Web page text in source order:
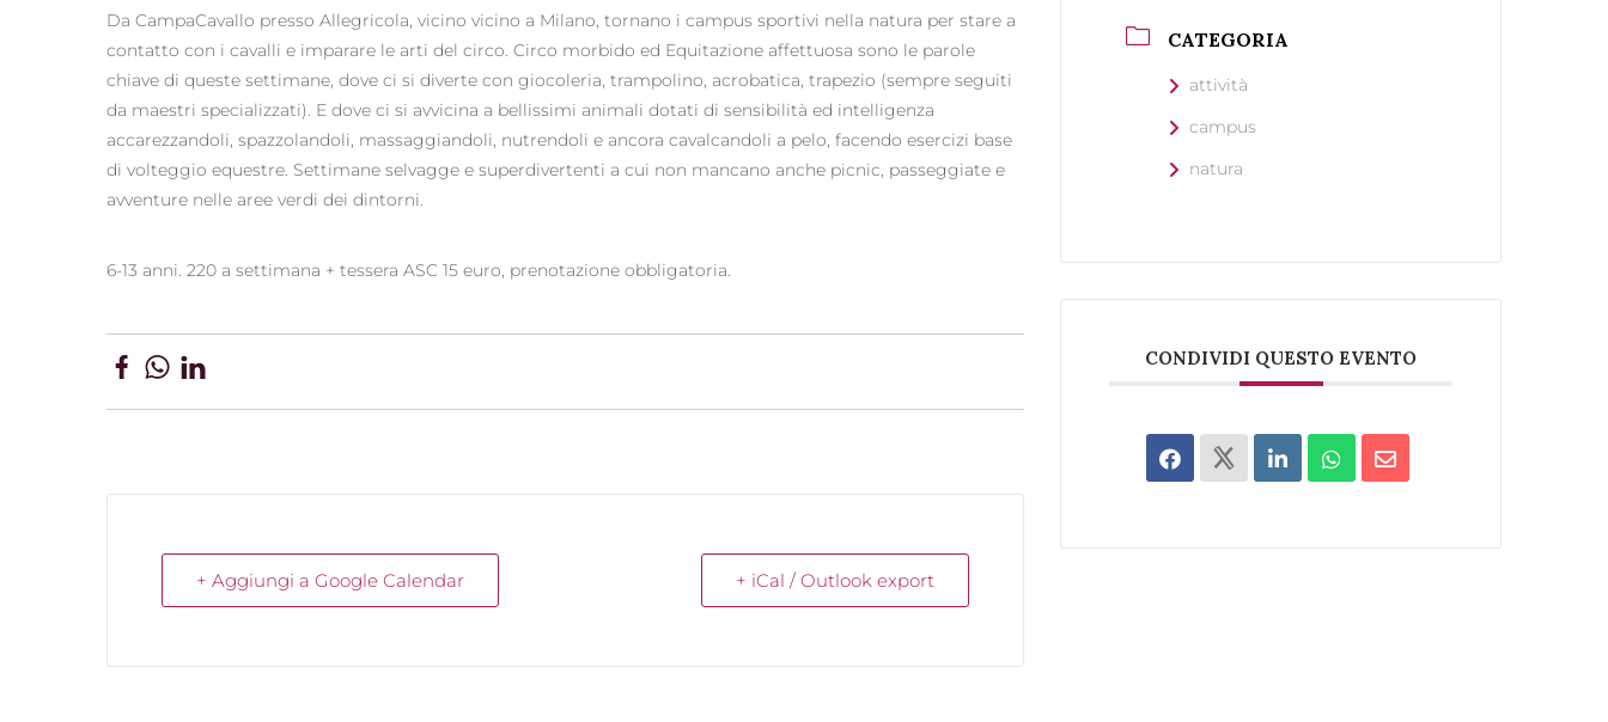
Da CampaCavallo presso Allegricola, vicino vicino a Milano, tornano i campus sportivi nella natura per stare a
contatto con i cavalli e imparare le arti del circo. Circo morbido ed Equitazione affettuosa sono le parole
chiave di queste settimane, dove ci si diverte con giocoleria, trampolino, acrobatica, trapezio (sempre seguiti
da maestri specializzati). E dove ci si avvicina a bellissimi animali dotati di sensibilità ed intelligenza
accarezzandoli, spazzolandoli, massaggiandoli, nutrendoli e ancora cavalcandoli a pelo, facendo esercizi base
di volteggio equestre. Settimane selvagge e superdivertenti a cui non mancano anche picnic, passeggiate e
avventure nelle aree verdi dei dintorni.
6-13 anni. 220 a settimana + tessera ASC 15 euro, prenotazione obbligatoria.
+ Aggiungi a Google Calendar + iCal / Outlook export
CATEGORIA
attività
campus
natura
CONDIVIDI QUESTO EVENTO